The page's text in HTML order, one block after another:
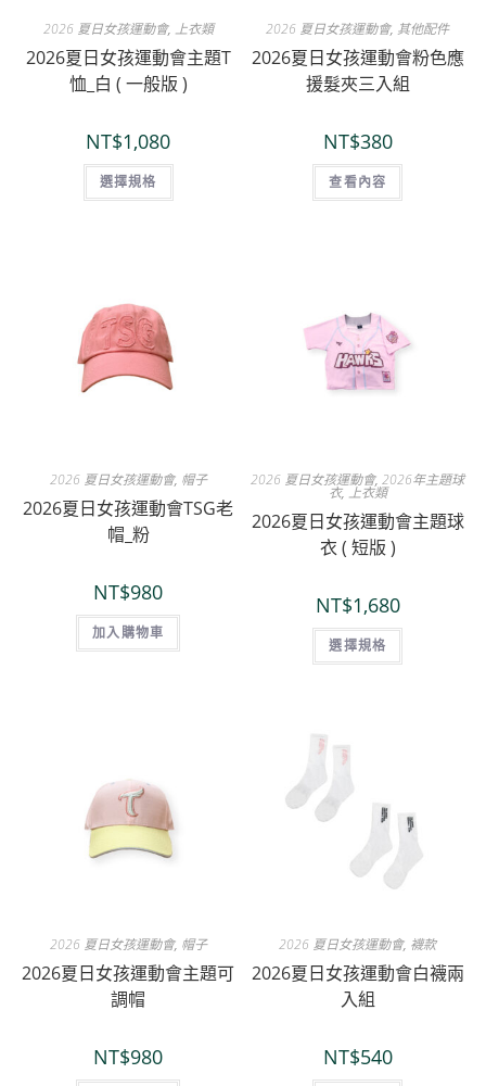
2026 夏日女孩運動會, 上衣類
2026夏日女孩運動會主題T
恤_白 ( 一般版 )
NT$1,080
選擇規格
2026 夏日女孩運動會, 其他配件
2026夏日女孩運動會粉色應
援髮夾三入組
NT$380
查看內容
2026 夏日女孩運動會, 帽子
2026夏日女孩運動會TSG老
帽_粉
NT$980
加入購物車
2026 夏日女孩運動會,2026年主題球
衣, 上衣類
2026夏日女孩運動會主題球
衣 ( 短版 )
NT$1,680
選擇規格
2026 夏日女孩運動會, 帽子
2026夏日女孩運動會主題可
調帽
NT$980
2026 夏日女孩運動會, 襪款
2026夏日女孩運動會白襪兩
入組
NT$540